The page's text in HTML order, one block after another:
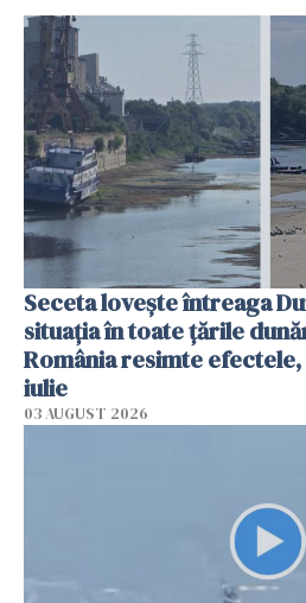
Seceta lovește întreaga
situația în toate țările
România resimte
iulie
03 AUGUST 2026